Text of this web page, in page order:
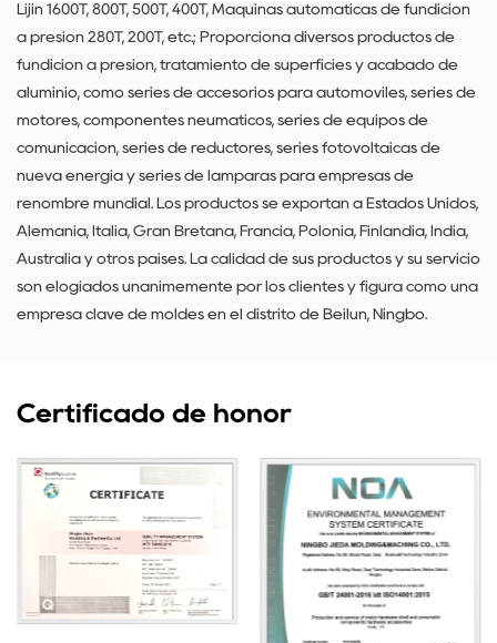
Lijin 1600T, 800T, 500T, 400T, Máquinas automáticas de fundición
a presión 280T, 200T, etc.; Proporciona diversos productos de
fundición a presión, tratamiento de superficies y acabado de
aluminio, como series de accesorios para automóviles, series de
motores, componentes neumáticos, series de equipos de
comunicación, series de reductores, series fotovoltaicas de
nueva energía y series de lámparas para empresas de
renombre mundial. Los productos se exportan a Estados Unidos,
Alemania, Italia, Gran Bretaña, Francia, Polonia, Finlandia, India,
Australia y otros países. La calidad de sus productos y su servicio
son elogiados unánimemente por los clientes y figura como una
empresa clave de moldes en el distrito de Beilun, Ningbo.
Certificado de honor